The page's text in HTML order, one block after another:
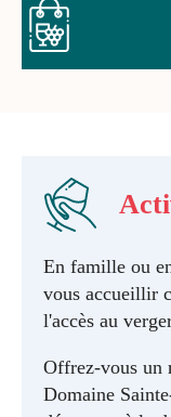
En famille ou
vous accueillir
l'accès au
Offrez-vous un
Domaine